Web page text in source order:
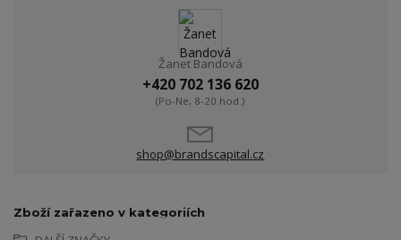
Žanet Bandová
+420 702 136 620
(Po-Ne, 8-20 hod.)
shop@brandscapital.cz
Zboží zařazeno v kategoriích